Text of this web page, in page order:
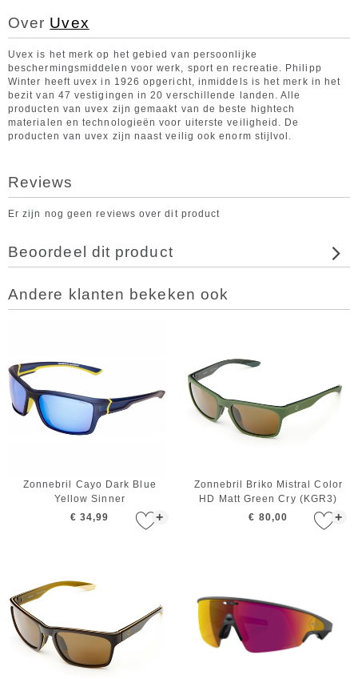
Over Uvex
Uvex is het merk op het gebied van persoonlijke
beschermingsmiddelen voor werk, sport en recreatie. Philipp
Winter heeft uvex in 1926 opgericht, inmiddels is het merk in het
bezit van 47 vestigingen in 20 verschillende landen. Alle
producten van uvex zijn gemaakt van de beste hightech
materialen en technologieën voor uiterste veiligheid. De
producten van uvex zijn naast veilig ook enorm stijlvol.
Reviews
Er zijn nog geen reviews over dit product
Beoordeel dit product
Andere klanten bekeken ook
+
Zonnebril Cayo Dark Blue
Yellow Sinner
€ 34,99
+
Zonnebril Briko Mistral Color
HD Matt Green Cry (KGR3)
€ 80,00